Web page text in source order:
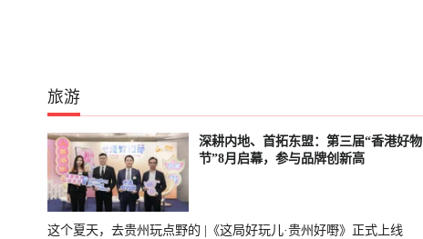
旅游
深耕内地、首拓东盟：第三届“香港好物
节”8月启幕，参与品牌创新高
这个夏天，去贵州玩点野的 |《这局好玩儿·贵州好嘢》正式上线